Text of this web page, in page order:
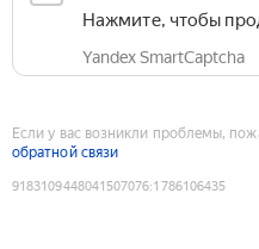
Нажмите, чтобы
Yandex SmartCaptcha
Если у вас возникли проблемы,
обратной связи
9183109448041507076:1786106435